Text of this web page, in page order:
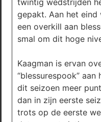
gepakt. Aan het eind
een overkill aan
smal om dit hoge
Kaagman is ervan
“blessurespook”
dit seizoen meer
dan in zijn eerste
trots op de eerste